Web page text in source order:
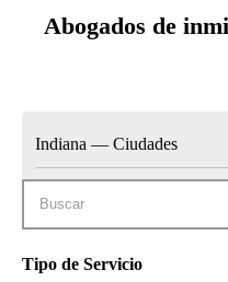
Abogados de
Indiana — Ciudades
Tipo de Servicio